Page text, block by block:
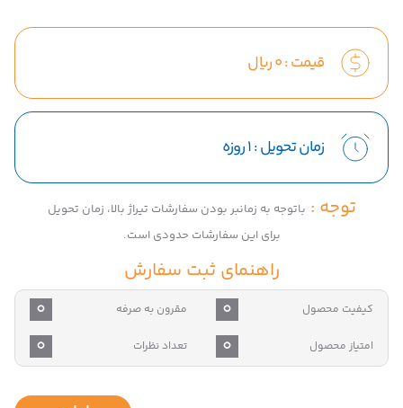
قیمت :0ریال
زمان تحویل :1 روزه
توجه : باتوجه به زمانبر بودن سفارشات تیراژ بالا، زمان تحویل
برای این سفارشات حدودی است.
راهنمای ثبت سفارش
کیفیت محصول 0 مقرون به صرفه 0
امتیاز محصول 0 تعداد نظرات 0